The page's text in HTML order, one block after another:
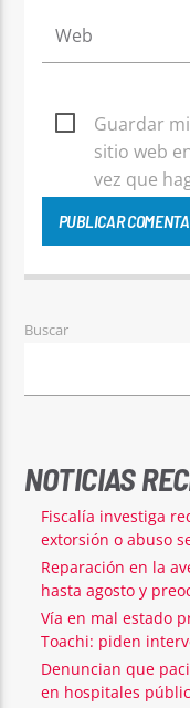
Guardar
sitio web
vez que
Buscar
NOTICIAS
Fiscalía investiga
extorsión o abuso
Reparación en la
hasta agosto y
Vía en mal estado
Toachi: piden
Denuncian que
en hospitales